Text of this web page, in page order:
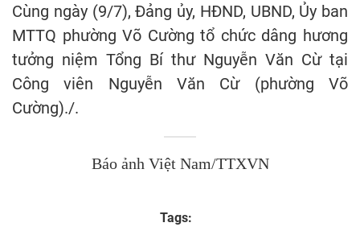
Cùng ngày (9/7), Đảng ủy, HĐND, UBND, Ủy ban
MTTQ phường Võ Cường tổ chức dâng hương
tưởng niệm Tổng Bí thư Nguyễn Văn Cừ tại
Công viên Nguyễn Văn Cừ (phường Võ
Cường)./.
Báo ảnh Việt Nam/TTXVN
Tags: